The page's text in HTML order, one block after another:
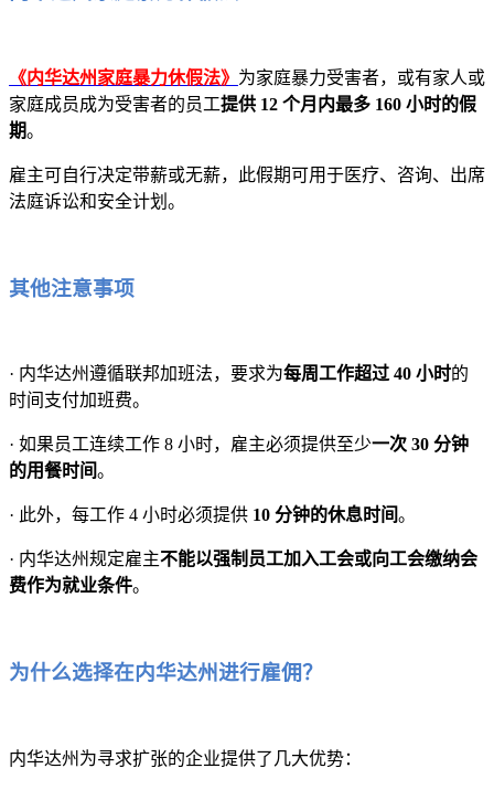
《内华达州家庭暴力休假法》 为家庭暴力受害者，或有家人或
家庭成员成为受害者的员工提供 12 个月内最多 160 小时的假
期。
雇主可自行决定带薪或无薪，此假期可用于医疗、咨询、出席
法庭诉讼和安全计划。
其他注意事项
· 内华达州遵循联邦加班法，要求为每周工作超过 40 小时的
时间支付加班费。
· 如果员工连续工作 8 小时，雇主必须提供至少一次 30 分钟
的用餐时间。
· 此外，每工作 4 小时必须提供 10 分钟的休息时间。
· 内华达州规定雇主不能以强制员工加入工会或向工会缴纳会
费作为就业条件。
为什么选择在内华达州进行雇佣？
内华达州为寻求扩张的企业提供了几大优势：